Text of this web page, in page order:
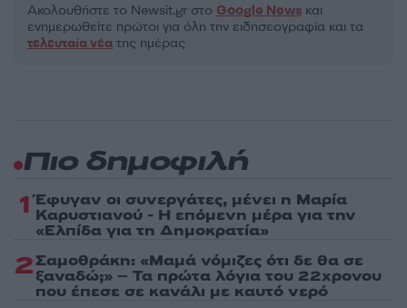
Ακολουθήστε το Νewsit.gr στο Google News και
ενημερωθείτε πρώτοι για όλη την ειδησεογραφία και τα
τελευταία νέα της ημέρας
Πιο δημοφιλή
1 Έφυγαν οι συνεργάτες, μένει η Μαρία
Καρυστιανού - Η επόμενη μέρα για την
«Ελπίδα για τη Δημοκρατία»
2Σαμοθράκη: «Μαμά νόμιζες ότι δε θα σε
ξαναδώ;» – Τα πρώτα λόγια του 22χρονου
που έπεσε σε κανάλι με καυτό νερό